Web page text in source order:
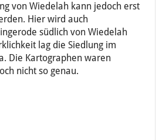
von Wiedelah kann jedoch erst
Hier wird auch
südlich von Wiedelah
lag die Siedlung im
Die Kartographen waren
nicht so genau.